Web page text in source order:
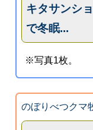
キタサンシ
で冬眠...
※写真1枚。
のぼりべつクマ